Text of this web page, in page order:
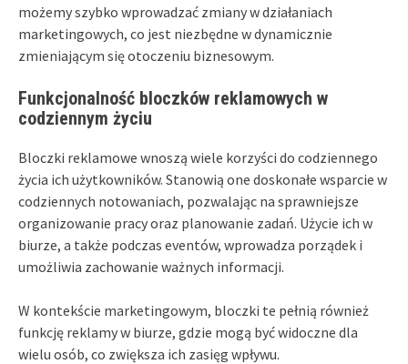
możemy szybko wprowadzać zmiany w działaniach
marketingowych, co jest niezbędne w dynamicznie
zmieniającym się otoczeniu biznesowym.
Funkcjonalność bloczków reklamowych w
codziennym życiu
Bloczki reklamowe wnoszą wiele korzyści do codziennego
życia ich użytkowników. Stanowią one doskonałe wsparcie w
codziennych notowaniach, pozwalając na sprawniejsze
organizowanie pracy oraz planowanie zadań. Użycie ich w
biurze, a także podczas eventów, wprowadza porządek i
umożliwia zachowanie ważnych informacji.
W kontekście marketingowym, bloczki te pełnią również
funkcję reklamy w biurze, gdzie mogą być widoczne dla
wielu osób, co zwiększa ich zasięg wpływu.